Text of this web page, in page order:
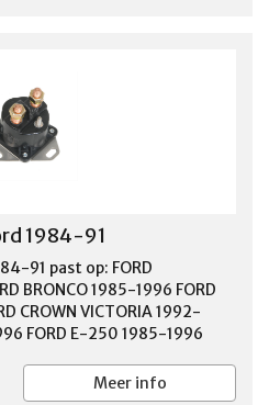
1984-91
91 past op: FORD
BRONCO 1985-1996 FORD
CROWN VICTORIA 1992-
FORD E-250 1985-1996
EXPEDITION 1997-2002
FORD F-150 1985-1999 FORD
Meer info